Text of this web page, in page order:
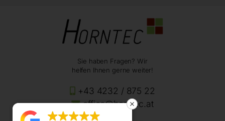
Sie haben Fragen? Wir
helfen Ihnen gerne weiter!
+43 4232 / 875 22
office@horntec.at